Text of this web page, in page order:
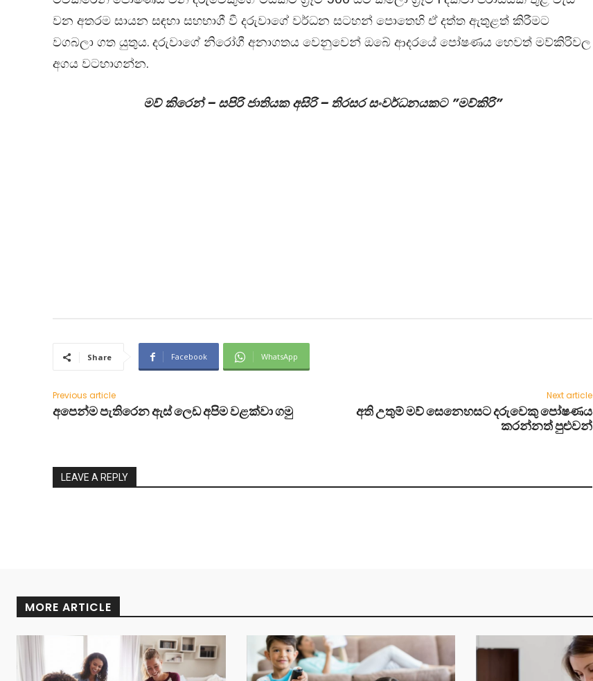
වන අතරම සායන සඳහා සහභාගී වී දරුවාගේ වර්ධන සටහන් පොතෙහි ඒ දත්ත ඇතුළත් කිරීමට
වගබලා ගත යුතුය. දරුවාගේ නිරෝගී අනාගතය වෙනුවෙන් ඔබේ ආදරයේ පෝෂණය හෙවත් මව්කිරිවල
අගය වටහාගන්න.
මව් කිරෙන්– සපිරි ජාතියක අසිරි– තිරසර සංවර්ධනයකට ”මව්කිරි”
Share Facebook WhatsApp
Previous article
අපෙන්ම පැතිරෙන ඇස් ලෙඩ අපිම වළක්වා ගමු
Next article
අති උතුම් මව් සෙනෙහසට දරුවෙකු පෝෂණය
කරන්නත් පුළුවන්
LEAVE A REPLY
MORE ARTICLE